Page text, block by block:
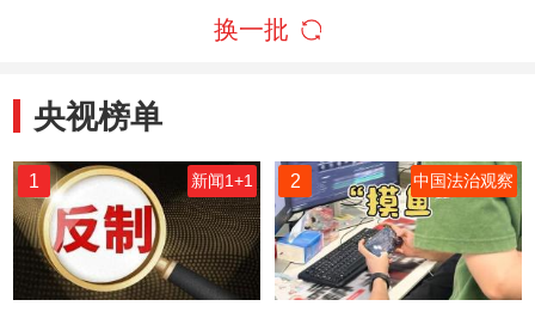
桐
换一批
央视榜单
1 新闻1+1 2 中国法治观察